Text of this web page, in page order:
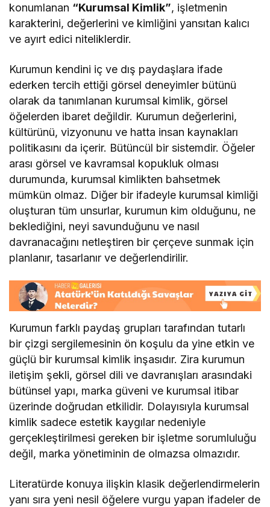
konumlanan “Kurumsal Kimlik”, işletmenin
karakterini, değerlerini ve kimliğini yansıtan kalıcı
ve ayırt edici niteliklerdir.
Kurumun kendini iç ve dış paydaşlara ifade
ederken tercih ettiği görsel deneyimler bütünü
olarak da tanımlanan kurumsal kimlik, görsel
öğelerden ibaret değildir. Kurumun değerlerini,
kültürünü, vizyonunu ve hatta insan kaynakları
politikasını da içerir. Bütüncül bir sistemdir. Öğeler
arası görsel ve kavramsal kopukluk olması
durumunda, kurumsal kimlikten bahsetmek
mümkün olmaz. Diğer bir ifadeyle kurumsal kimliği
oluşturan tüm unsurlar, kurumun kim olduğunu, ne
beklediğini, neyi savunduğunu ve nasıl
davranacağını netleştiren bir çerçeve sunmak için
planlanır, tasarlanır ve değerlendirilir.
Kurumun farklı paydaş grupları tarafından tutarlı
bir çizgi sergilemesinin ön koşulu da yine etkin ve
güçlü bir kurumsal kimlik inşasıdır. Zira kurumun
iletişim şekli, görsel dili ve davranışları arasındaki
bütünsel yapı, marka güveni ve kurumsal itibar
üzerinde doğrudan etkilidir. Dolayısıyla kurumsal
kimlik sadece estetik kaygılar nedeniyle
gerçekleştirilmesi gereken bir işletme sorumluluğu
değil, marka yönetiminin de olmazsa olmazıdır.
Literatürde konuya ilişkin klasik değerlendirmelerin
yanı sıra yeni nesil öğelere vurgu yapan ifadeler de